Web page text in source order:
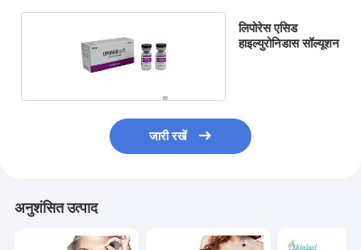
लिपोरेस एसिड
हाइल्युरोनिडास सॉल्यूशन
जारी रखें
अनुशंसित उत्पाद